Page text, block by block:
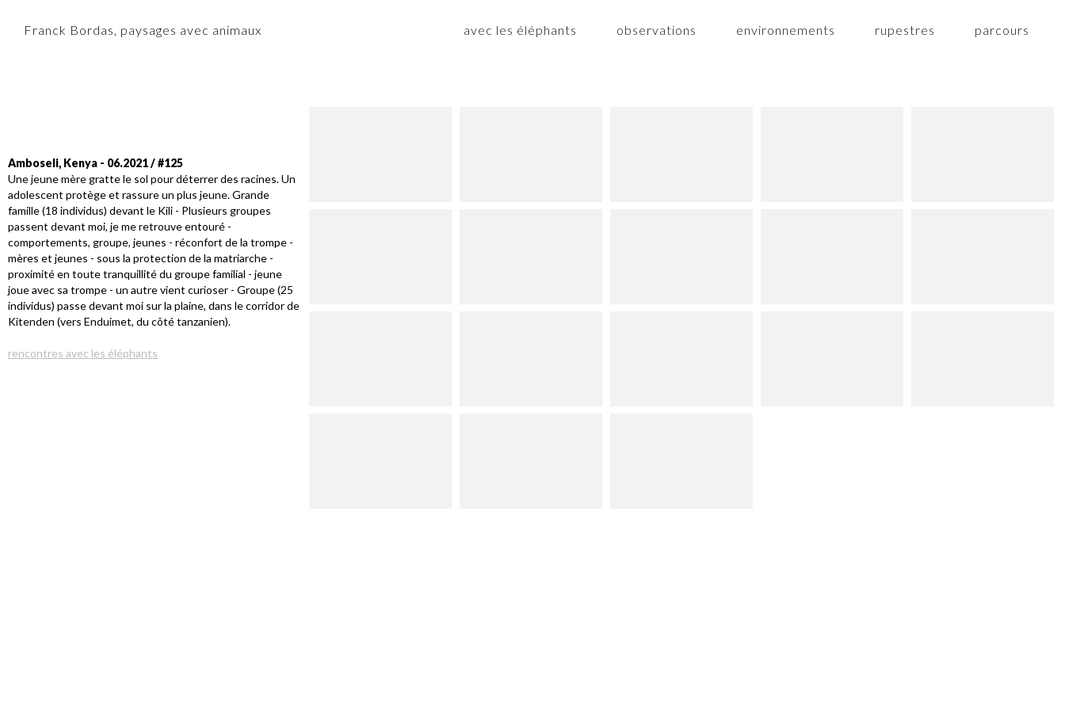
Franck Bordas, paysages avec animaux avec les éléphants observations environnements rupestres parcours
Amboseli, Kenya - 06.2021 / #125
Une jeune mère gratte le sol pour déterrer des racines. Un
adolescent protège et rassure un plus jeune. Grande
famille (18 individus) devant le Kili - Plusieurs groupes
passent devant moi, je me retrouve entouré -
comportements, groupe, jeunes - réconfort de la trompe -
mères et jeunes - sous la protection de la matriarche -
proximité en toute tranquillité du groupe familial - jeune
joue avec sa trompe - un autre vient curioser - Groupe (25
individus) passe devant moi sur la plaine, dans le corridor de
Kitenden (vers Enduimet, du côté tanzanien).
rencontres avec les éléphants